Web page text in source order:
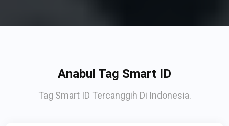
Anabul Tag Smart ID
Tag Smart ID Tercanggih Di Indonesia.